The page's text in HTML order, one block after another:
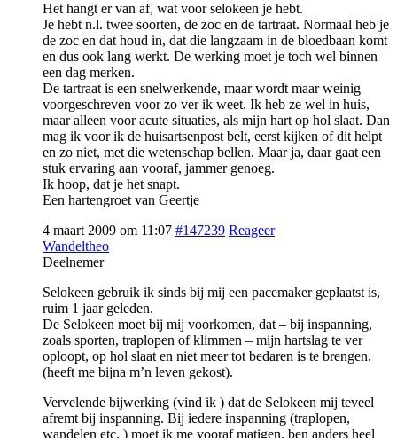
Het hangt er van af, wat voor selokeen je hebt.
Je hebt n.l. twee soorten, de zoc en de tartraat. Normaal heb je
de zoc en dat houd in, dat die langzaam in de bloedbaan komt
en dus ook lang werkt. De werking moet je toch wel binnen
een dag merken.
De tartraat is een snelwerkende, maar wordt maar weinig
voorgeschreven voor zo ver ik weet. Ik heb ze wel in huis,
maar alleen voor acute situaties, als mijn hart op hol slaat. Dan
mag ik voor ik de huisartsenpost belt, eerst kijken of dit helpt
en zo niet, met die wetenschap bellen. Maar ja, daar gaat een
stuk ervaring aan vooraf, jammer genoeg.
Ik hoop, dat je het snapt.
Een hartengroet van Geertje
4 maart 2009 om 11:07 #147239 Reageer
Wandeltheo
Deelnemer
Selokeen gebruik ik sinds bij mij een pacemaker geplaatst is,
ruim 1 jaar geleden.
De Selokeen moet bij mij voorkomen, dat – bij inspanning,
zoals sporten, traplopen of klimmen – mijn hartslag te ver
oploopt, op hol slaat en niet meer tot bedaren is te brengen.
(heeft me bijna m’n leven gekost).
Vervelende bijwerking (vind ik ) dat de Selokeen mij teveel
afremt bij inspanning. Bij iedere inspanning (traplopen,
wandelen etc. ) moet ik me vooraf matigen, ben anders heel